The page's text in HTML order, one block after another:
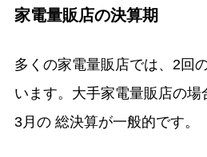
家電量販店の決算期
多くの家電量販店では、2回
います。大手家電量販店の場
3月の 総決算が一般的です。